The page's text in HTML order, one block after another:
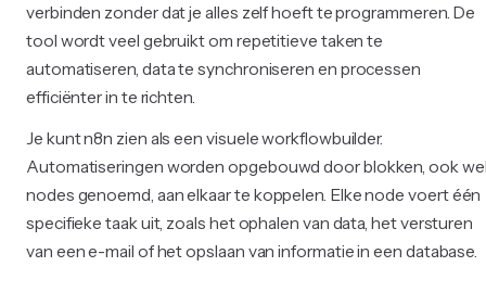
verbinden zonder dat je alles zelf hoeft te programmeren. De
tool wordt veel gebruikt om repetitieve taken te
automatiseren, data te synchroniseren en processen
efficiënter in te richten.
Je kunt n8n zien als een visuele workflowbuilder.
Automatiseringen worden opgebouwd door blokken, ook
nodes genoemd, aan elkaar te koppelen. Elke node voert één
specifieke taak uit, zoals het ophalen van data, het versturen
van een e-mail of het opslaan van informatie in een database.